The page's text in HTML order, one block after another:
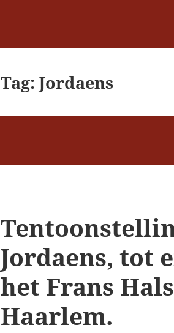
Tag:Jordaens
Jordaens, tot
het Frans
Haarlem.